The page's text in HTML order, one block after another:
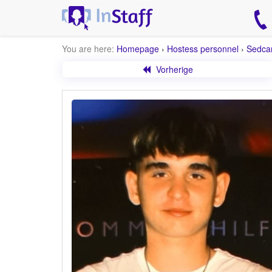
You are here: Homepage › Hostess personnel ›
Vorherige